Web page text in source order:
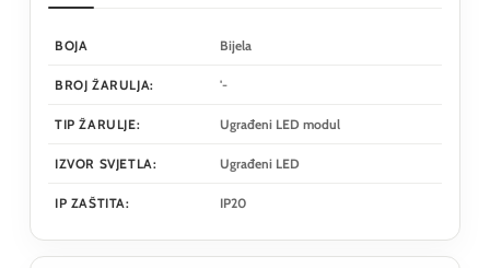
BOJA Bijela
BROJ ŽARULJA: '-
TIP ŽARULJE: Ugrađeni LED modul
IZVOR SVJETLA: Ugrađeni LED
IP ZAŠTITA: IP20